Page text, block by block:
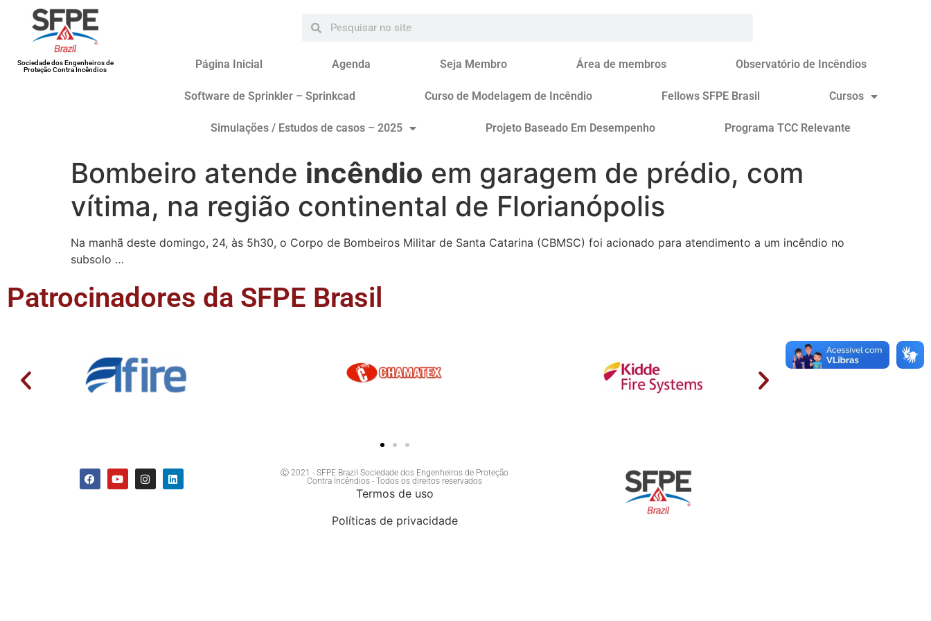
Sociedade dos Engenheiros de
Proteção Contra Incêndios
Página Inicial Agenda Seja Membro Área de membros Observatório de Incêndios
Software de Sprinkler – Sprinkcad Curso de Modelagem de Incêndio Fellows SFPE Brasil Cursos
Simulações / Estudos de casos – 2025 Projeto Baseado Em Desempenho Programa TCC Relevante
Bombeiro atende incêndio em garagem de prédio, com
vítima, na região continental de Florianópolis
Na manhã deste domingo, 24, às 5h30, o Corpo de Bombeiros Militar de Santa Catarina (CBMSC) foi acionado para atendimento a um incêndio no
subsolo …
Patrocinadores da SFPE Brasil
Ⓒ 2021 - SFPE Brazil Sociedade dos Engenheiros de Proteção
Contra Incêndios - Todos os direitos reservados
Termos de uso
Políticas de privacidade